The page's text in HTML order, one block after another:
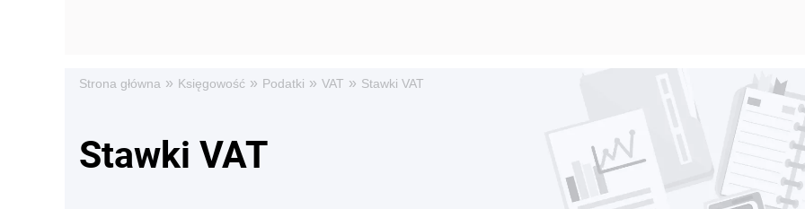
Strona główna » Księgowość » Podatki » VAT » Stawki VAT
Stawki VAT